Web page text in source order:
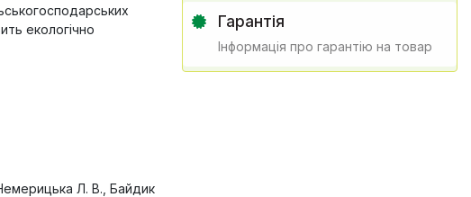
екологічно
Л. В., Байдик
Гарантія
Інформація про гарантію на товар